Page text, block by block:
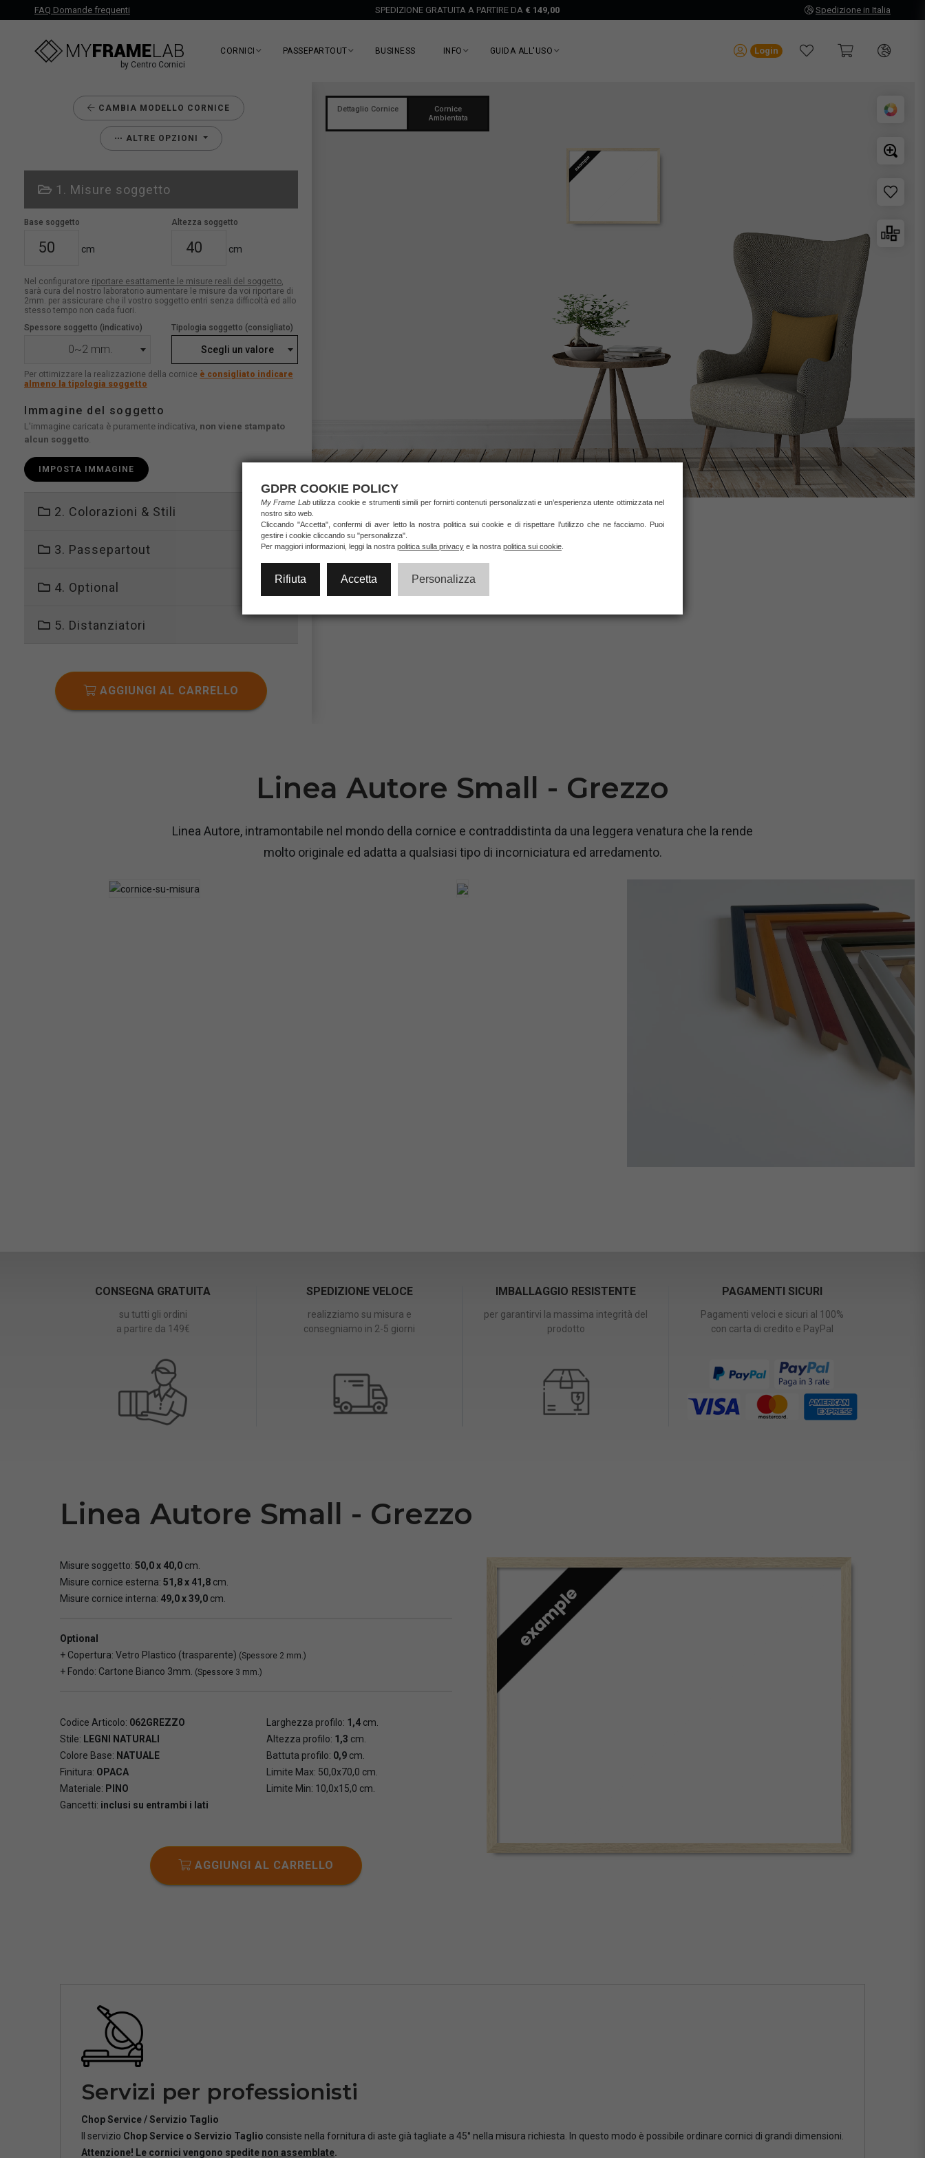
FAQ Domande frequenti SPEDIZIONE GRATUITA A PARTIRE DA € 149,00 Spedizione in Italia
by Centro Cornici
CORNICI PASSEPARTOUT BUSINESS INFO GUIDA ALL'USO Login
CAMBIA MODELLO CORNICE
ALTRE OPZIONI
1. Misure soggetto
Base soggetto
cm
Altezza soggetto
cm
Nel configuratore riportare esattamente le misure reali del soggetto,
sarà cura del nostro laboratorio aumentare le misure da voi riportare di
2mm. per assicurare che il vostro soggetto entri senza difficoltà ed allo
stesso tempo non cada fuori.
Spessore soggetto (indicativo)
0~2 mm.
Tipologia soggetto (consigliato)
Scegli un valore
Per ottimizzare la realizzazione della cornice è consigliato indicare
almeno la tipologia soggetto
Immagine del soggetto
L'immagine caricata è puramente indicativa, non viene stampato
alcun soggetto.
IMPOSTA IMMAGINE
2. Colorazioni & Stili
3. Passepartout
4. Optional
5. Distanziatori
AGGIUNGI AL CARRELLO
Dettaglio Cornice
Cornice
Ambientata
Linea Autore Small - Grezzo
Linea Autore, intramontabile nel mondo della cornice e contraddistinta da una leggera venatura che la rende
molto originale ed adatta a qualsiasi tipo di incorniciatura ed arredamento.
CONSEGNA GRATUITA
su tutti gli ordini
a partire da 149€
SPEDIZIONE VELOCE
realizziamo su misura e
consegniamo in 2-5 giorni
IMBALLAGGIO RESISTENTE
per garantirvi la massima integrità del
prodotto
PAGAMENTI SICURI
Pagamenti veloci e sicuri al 100%
con carta di credito e PayPal
Linea Autore Small - Grezzo
Misure soggetto: 50,0 x 40,0 cm.
Misure cornice esterna: 51,8 x 41,8 cm.
Misure cornice interna: 49,0 x 39,0 cm.
Optional
+ Copertura: Vetro Plastico (trasparente) (Spessore 2 mm.)
+ Fondo: Cartone Bianco 3mm. (Spessore 3 mm.)
Codice Articolo: 062GREZZO
Stile: LEGNI NATURALI
Colore Base: NATUALE
Finitura: OPACA
Materiale: PINO
Gancetti: inclusi su entrambi i lati
Larghezza profilo: 1,4 cm.
Altezza profilo: 1,3 cm.
Battuta profilo: 0,9 cm.
Limite Max: 50,0x70,0 cm.
Limite Min: 10,0x15,0 cm.
AGGIUNGI AL CARRELLO
Servizi per professionisti
Chop Service / Servizio Taglio
Il servizio Chop Service o Servizio Taglio consiste nella fornitura di aste già tagliate a 45° nella misura richiesta. In questo modo è possibile ordinare cornici di grandi dimensioni.
Attenzione! Le cornici vengono spedite non assemblate.
GDPR COOKIE POLICY
My Frame Labutilizza cookie e strumenti simili per fornirti contenuti personalizzati e un’esperienza utente ottimizzata nel
nostro sito web.
Cliccando "Accetta", confermi di aver letto la nostra politica sui cookie e di rispettare l’utilizzo che ne facciamo. Puoi
gestire i cookie cliccando su "personalizza".
Per maggiori informazioni, leggi la nostra politica sulla privacy e la nostra politica sui cookie
Rifiuta Accetta Personalizza